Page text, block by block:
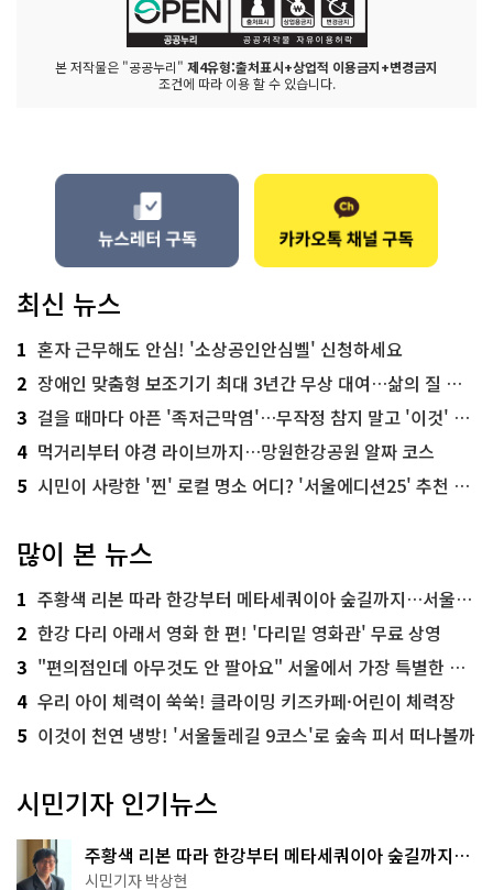
본 저작물은 "공공누리" 제4유형:출처표시+상업적 이용금지+변경금지
조건에 따라 이용 할 수 있습니다.
최신 뉴스
1 혼자 근무해도 안심! '소상공인안심벨' 신청하세요
2 장애인 맞춤형 보조기기 최대 3년간 무상 대여…삶의 질 높인다
3 걸을 때마다 아픈 '족저근막염'…무작정 참지 말고 '이것' 해보세요!
4 먹거리부터 야경 라이브까지…망원한강공원 알짜 코스
5 시민이 사랑한 '찐' 로컬 명소 어디? '서울에디션25' 추천 코스
많이 본 뉴스
1 주황색 리본 따라 한강부터 메타세쿼이아 숲길까지…서울둘레길 15코스
2 한강 다리 아래서 영화 한 편! '다리밑 영화관' 무료 상영
3 "편의점인데 아무것도 안 팔아요" 서울에서 가장 특별한 편의점의 정체
4 우리 아이 체력이 쑥쑥! 클라이밍 키즈카페·어린이 체력장
5 이것이 천연 냉방! '서울둘레길 9코스'로 숲속 피서 떠나볼까
시민기자 인기뉴스
주황색 리본 따라 한강부터 메타세쿼이아 숲길까지…
서울둘레길 15코스
시민기자 박상현